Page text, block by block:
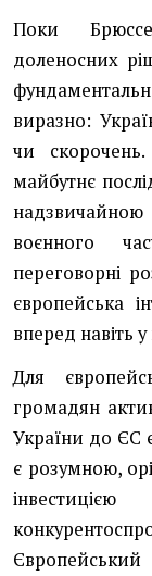
Поки
доленосних
виразно:
чи
майбутнє
воєнного
переговорні
європейська
вперед навіть
Для
громадян
України до ЄС
є розумною,